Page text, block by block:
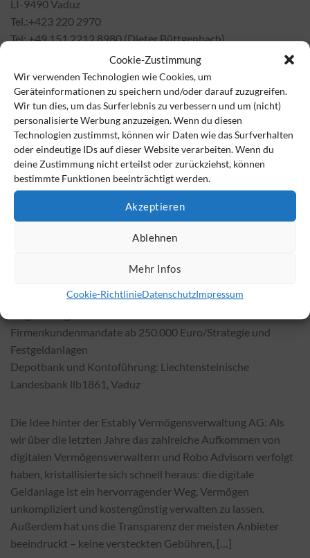
Cookie-Zustimmung
Wir verwenden Technologien wie Cookies, um
Geräteinformationen zu speichern und/oder darauf zuzugreifen.
Wir tun dies, um das Surferlebnis zu verbessern und um (nicht)
personalisierte Werbung anzuzeigen. Wenn du diesen
Technologien zustimmst, können wir Daten wie das Surfverhalten
oder eindeutige IDs auf dieser Website verarbeiten. Wenn du
deine Zustimmung nicht erteilst oder zurückziehst, können
bestimmte Funktionen beeinträchtigt werden.
Akzeptieren
Ablehnen
Mehr Infos
Cookie-RichtlinieDatenschutzImpressum
Die Idee hinter der Estably Vermögensverwaltung AG: Als
wir über die letzten Jahre das zahlreiche Aufkommen von
digitalen Vermögensverwaltern und Robo Advisorn verfolgt
haben, kristallisierte sich schnell heraus: die digitale
Geldanlage ist ein hervorragender Weg, Vermögen
unkompliziert und kostengünstig verwalten zu lassen.
Außerdem hat uns die Transparenz der meisten Anbieter
beeindruckt – keine versteckten Gebühren, […]
LI-9490 Vaduz
Tel.:+423 220 2970
Tel: +49 151 2212 8980 (Dieter Büttgenbach)
Email: dieter.buettgenbach@estably.com
Web: www.estably.com
Sonstige Dienstleistungen
Vermögensverwaltungsunternehmen (Erlaubnis der
Finanzmarktaufsicht (LI) und BaFin (D)
registriert. Möglichkeit der Tätigkeit im gesamten EWR-
Raum und der Schweiz.
Spezialist im Bereich
Vermögensverwaltung: Liquides, globales, aktives Asset
Management und alternative
Investmentopportunitäten in den sog. Private Markets.
ab 50.000 Euro für jede
Firmenkundenmandate ab 250.000 Euro/Strategie und
Festgeldanlagen
Depotbank und Kontoführung: Liechtensteinische
Landesbank llb1861, Vaduz